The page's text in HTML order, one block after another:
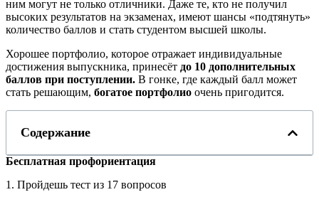
ним могут не только отличники. Даже те, кто не получил
высоких результатов на экзаменах, имеют шансы «подтянуть»
количество баллов и стать студентом высшей школы.
Хорошее портфолио, которое отражает индивидуальные
достижения выпускника, принесёт до 10 дополнительных
баллов при поступлении. В гонке, где каждый балл может
стать решающим, богатое портфолио очень пригодится.
Содержание
Бесплатная профориентация
1. Пройдешь тест из 17 вопросов